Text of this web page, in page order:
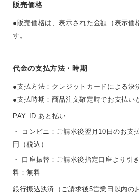
販売価格
●販売価格は、表示された金額（表示価
す。
代金の支払方法・時期
●支払方法：クレジットカードによる決
●支払時期：商品注文確定時でお支払い
PAY ID あと払い:
・ コンビニ：ご請求後翌月10日のお支
円（税込）
・ 口座振替：ご請求後指定口座より引
料：無料
銀行振込決済（ご請求後5営業日以内の